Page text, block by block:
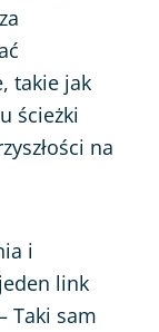
takie jak
ścieżki
na
i
link
Taki sam